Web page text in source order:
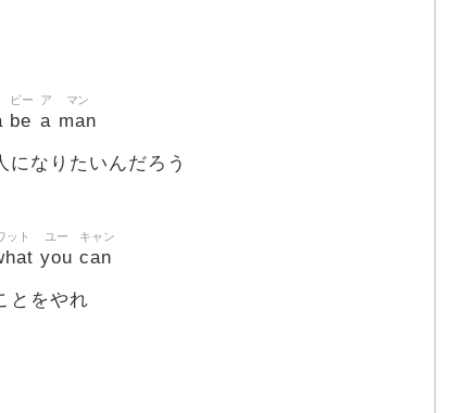
be
ビー
a
ア
man
マン
なりたいんだろう
ット
you
ユー
can
キャン
とをやれ